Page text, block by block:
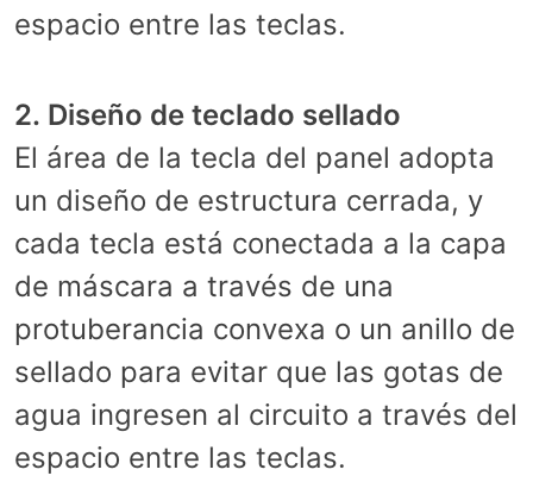
espacio entre las teclas.
2. Diseño de teclado sellado
El área de la tecla del panel adopta
un diseño de estructura cerrada, y
cada tecla está conectada a la capa
de máscara a través de una
protuberancia convexa o un anillo de
sellado para evitar que las gotas de
agua ingresen al circuito a través del
espacio entre las teclas.